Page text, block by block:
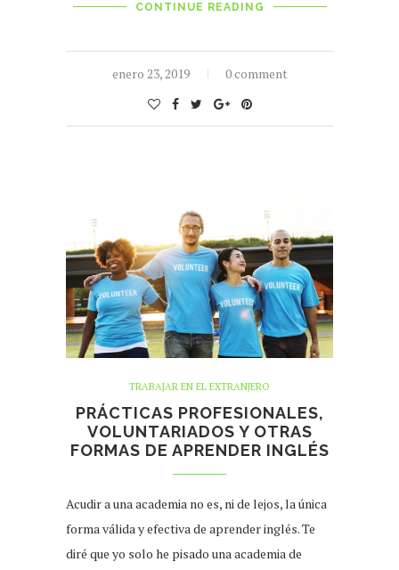
CONTINUE READING
enero 23, 2019 0 comment
TRABAJAR EN EL EXTRANJERO
PRÁCTICAS PROFESIONALES,
VOLUNTARIADOS Y OTRAS
FORMAS DE APRENDER INGLÉS
Acudir a una academia no es, ni de lejos, la única
forma válida y efectiva de aprender inglés. Te
diré que yo solo he pisado una academia de